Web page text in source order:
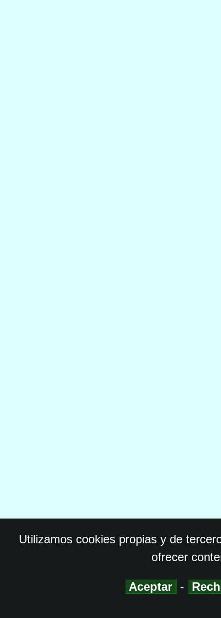
Utilizamos cookies propias y de
ofrecer
Aceptar -